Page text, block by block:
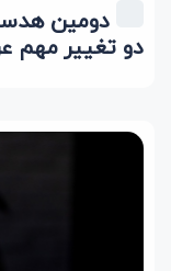
دومین
دو تغییر مهم